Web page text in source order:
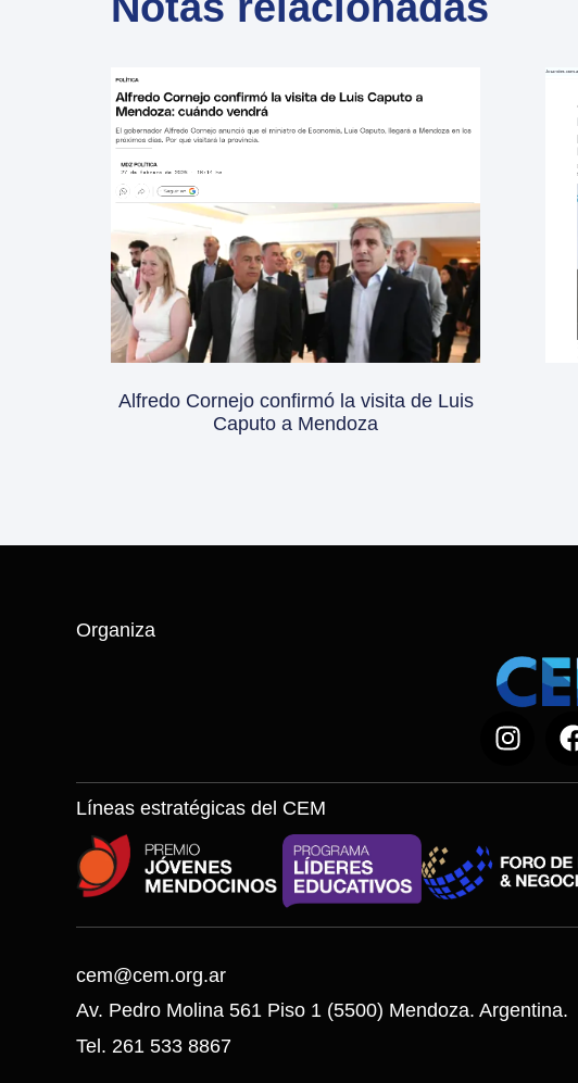
Alfredo Cornejo confirmó la visita de Luis
Caputo a Mendoza
Organiza
Líneas estratégicas del CEM
cem@cem.org.ar
Av. Pedro Molina 561 Piso 1 (5500) Mendoza. Argentina.
Tel. 261 533 8867